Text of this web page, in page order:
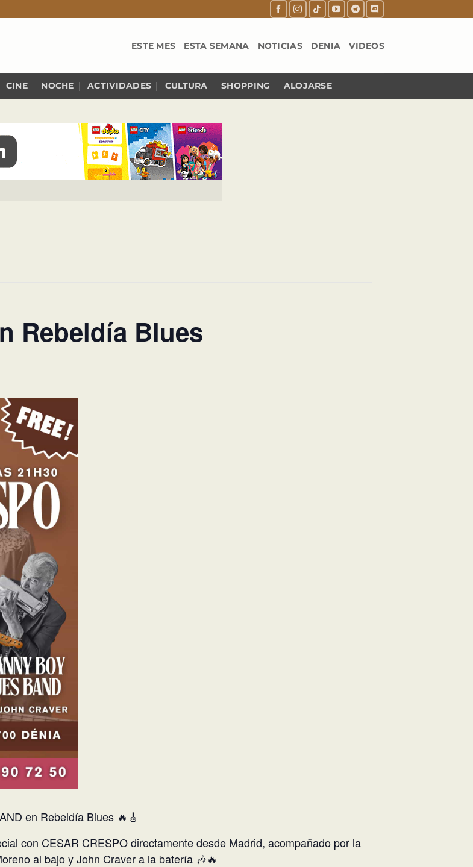
ESTE MES ESTA SEMANA NOTICIAS DENIA VIDEOS
CINE NOCHE ACTIVIDADES CULTURA SHOPPING ALOJARSE
Rebeldía Blues
en Rebeldía Blues 🔥🎸
con CESAR CRESPO directamente desde Madrid, acompañado por la
al bajo y John Craver a la batería 🎶🔥